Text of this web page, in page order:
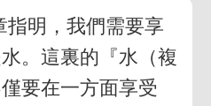
指明，我們需要享
。這裏的『水（複
要在一方面享受